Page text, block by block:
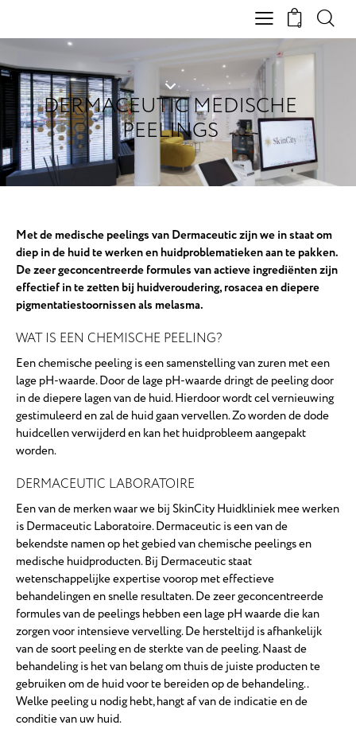
0
DERMACEUTIC MEDISCHE
PEELINGS
Met de medische peelings van Dermaceutic zijn we in staat om
diep in de huid te werken en huidproblematieken aan te pakken.
De zeer geconcentreerde formules van actieve ingrediënten zijn
effectief in te zetten bij huidveroudering, rosacea en diepere
pigmentatiestoornissen als melasma.
WAT IS EEN CHEMISCHE PEELING?
Een chemische peeling is een samenstelling van zuren met een
lage pH-waarde. Door de lage pH-waarde dringt de peeling door
in de diepere lagen van de huid. Hierdoor wordt cel vernieuwing
gestimuleerd en zal de huid gaan vervellen. Zo worden de dode
huidcellen verwijderd en kan het huidprobleem aangepakt
worden.
DERMACEUTIC LABORATOIRE
Een van de merken waar we bij SkinCity Huidkliniek mee werken
is Dermaceutic Laboratoire. Dermaceutic is een van de
bekendste namen op het gebied van chemische peelings en
medische huidproducten. Bij Dermaceutic staat
wetenschappelijke expertise voorop met effectieve
behandelingen en snelle resultaten. De zeer geconcentreerde
formules van de peelings hebben een lage pH waarde die kan
zorgen voor intensieve vervelling. De hersteltijd is afhankelijk
van de soort peeling en de sterkte van de peeling. Naast de
behandeling is het van belang om thuis de juiste producten te
gebruiken om de huid voor te bereiden op de behandeling. .
Welke peeling u nodig hebt, hangt af van de indicatie en de
conditie van uw huid.